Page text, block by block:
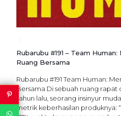
Rubarubu #191 – Team
Ruang Bersama
Rubarubu #191 Team Human:
Bersama Di sebuah ruang
tahun lalu, seorang insinyur
metrik keberhasilan